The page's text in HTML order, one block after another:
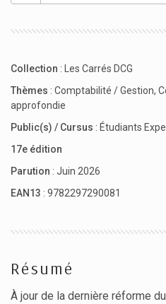
Collection : Les Carrés DCG
Thèmes : Comptabilité / Gestion,
approfondie
Public(s) / Cursus : Étudiants
17e édition
Parution : Juin 2026
EAN13 : 9782297290081
Résumé
À jour de la dernière réforme